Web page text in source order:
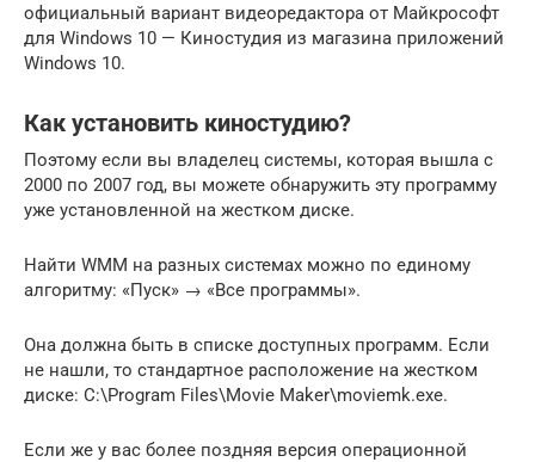
официальный вариант видеоредактора от Майкрософт
для Windows 10 — Киностудия из магазина приложений
Windows 10.
Как установить киностудию?
Поэтому если вы владелец системы, которая вышла с
2000 по 2007 год, вы можете обнаружить эту программу
уже установленной на жестком диске.
Найти WMM на разных системах можно по единому
алгоритму: «Пуск» → «Все программы».
Она должна быть в списке доступных программ. Если
не нашли, то стандартное расположение на жестком
диске: C:\Program Files\Movie Maker\moviemk.exe.
Если же у вас более поздняя версия операционной